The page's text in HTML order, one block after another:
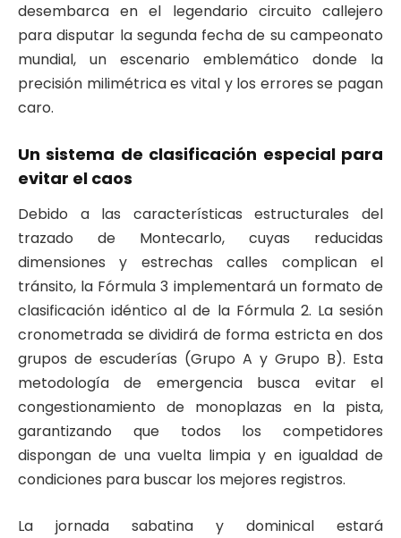
desembarca en el legendario circuito callejero
para disputar la segunda fecha de su campeonato
mundial, un escenario emblemático donde la
precisión milimétrica es vital y los errores se pagan
caro.
Un sistema de clasificación especial para
evitar el caos
Debido a las características estructurales del
trazado de Montecarlo, cuyas reducidas
dimensiones y estrechas calles complican el
tránsito, la Fórmula 3 implementará un formato de
clasificación idéntico al de la Fórmula 2. La sesión
cronometrada se dividirá de forma estricta en dos
grupos de escuderías (Grupo A y Grupo B). Esta
metodología de emergencia busca evitar el
congestionamiento de monoplazas en la pista,
garantizando que todos los competidores
dispongan de una vuelta limpia y en igualdad de
condiciones para buscar los mejores registros.
La jornada sabatina y dominical estará